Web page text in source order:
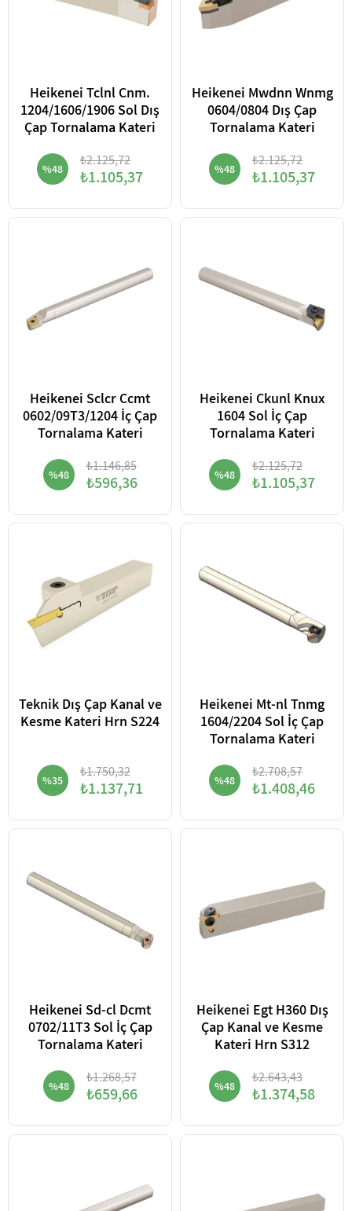
Heikenei Tclnl Cnm.
1204/1606/1906 Sol Dış
Çap Tornalama Kateri
%48 ₺2.125,72
₺1.105,37
Heikenei Mwdnn Wnmg
0604/0804 Dış Çap
Tornalama Kateri
%48 ₺2.125,72
₺1.105,37
Heikenei Sclcr Ccmt
0602/09T3/1204 İç Çap
Tornalama Kateri
%48 ₺1.146,85
₺596,36
Heikenei Ckunl Knux
1604 Sol İç Çap
Tornalama Kateri
%48 ₺2.125,72
₺1.105,37
Teknik Dış Çap Kanal ve
Kesme Kateri Hrn S224
%35 ₺1.750,32
₺1.137,71
Heikenei Mt-nl Tnmg
1604/2204 Sol İç Çap
Tornalama Kateri
%48 ₺2.708,57
₺1.408,46
Heikenei Sd-cl Dcmt
0702/11T3 Sol İç Çap
Tornalama Kateri
%48 ₺1.268,57
₺659,66
Heikenei Egt H360 Dış
Çap Kanal ve Kesme
Kateri Hrn S312
%48 ₺2.643,43
₺1.374,58